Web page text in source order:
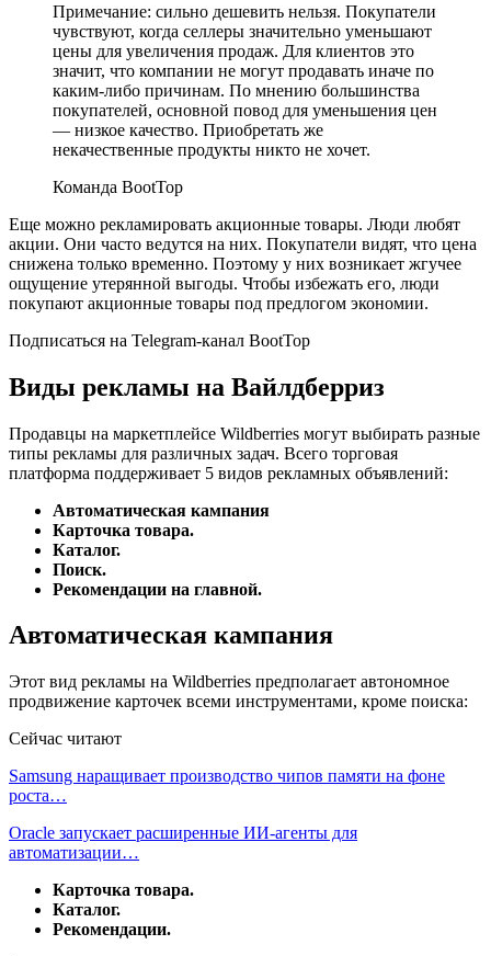
Примечание: сильно дешевить нельзя. Покупатели
чувствуют, когда селлеры значительно уменьшают
цены для увеличения продаж. Для клиентов это
значит, что компании не могут продавать иначе по
каким-либо причинам. По мнению большинства
покупателей, основной повод для уменьшения цен
— низкое качество. Приобретать же
некачественные продукты никто не хочет.
Команда BootTop
Еще можно рекламировать акционные товары. Люди любят
акции. Они часто ведутся на них. Покупатели видят, что цена
снижена только временно. Поэтому у них возникает жгучее
ощущение утерянной выгоды. Чтобы избежать его, люди
покупают акционные товары под предлогом экономии.
Подписаться на Telegram-канал BootTop
Виды рекламы на Вайлдберриз
Продавцы на маркетплейсе Wildberries могут выбирать разные
типы рекламы для различных задач. Всего торговая
платформа поддерживает 5 видов рекламных объявлений:
Автоматическая кампания
Карточка товара.
Каталог.
Поиск.
Рекомендации на главной.
Автоматическая кампания
Этот вид рекламы на Wildberries предполагает автономное
продвижение карточек всеми инструментами, кроме поиска:
Сейчас читают
Samsung наращивает производство чипов памяти на фоне
роста…
Oracle запускает расширенные ИИ‑агенты для
автоматизации…
Карточка товара.
Каталог.
Рекомендации.